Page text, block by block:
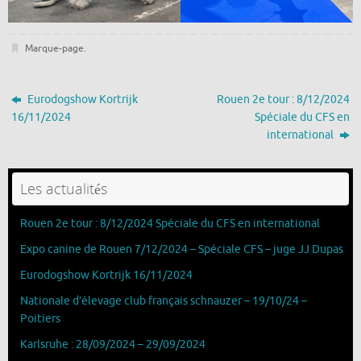
Marque-page.
Eurodogshow Kortrijk
16/11/2024
Rouen 2e tour : 8/12/2024
Spéciale du CFS en
international
Les actualités
Rouen 2e tour : 8/12/2024 Spéciale du CFS en international
Expo canine de Rouen 7/12/2024 – Spéciale CFS – juge JJ Dupas
Eurodogshow Kortrijk 16/11/2024
Nationale d’élevage club français schnauzer – 19/10/24 –
Poitiers
Karlsruhe : 28/09/2024 – 29/09/2024